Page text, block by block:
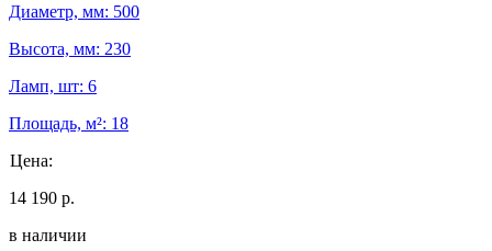
Диаметр, мм: 500
Высота, мм: 230
Ламп, шт: 6
Площадь, м²: 18
Цена:
14 190 р.
в наличии